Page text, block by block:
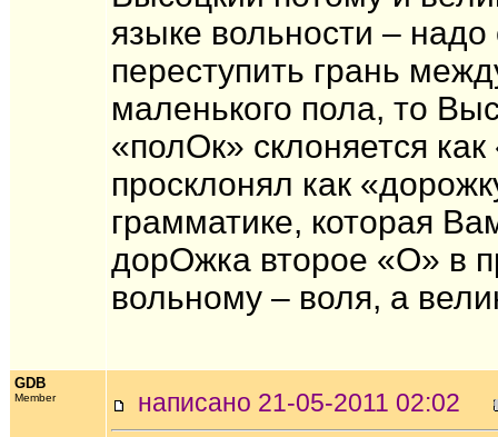
языке вольности –
переступить грань
маленького пола, то
«полОк» склоняется
просклонял как
грамматике, которая
дорОжка второе «О» в
вольному – воля, а
GDB
Member написано 21-05-2011 02:02